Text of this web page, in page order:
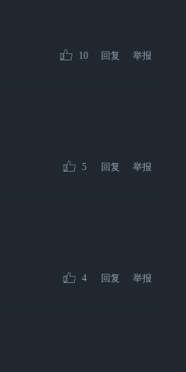
10 回复 举报
5 回复 举报
4 回复 举报